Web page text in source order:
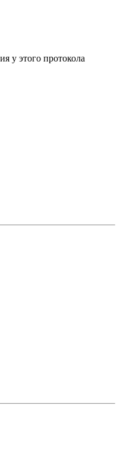
у этого протокола